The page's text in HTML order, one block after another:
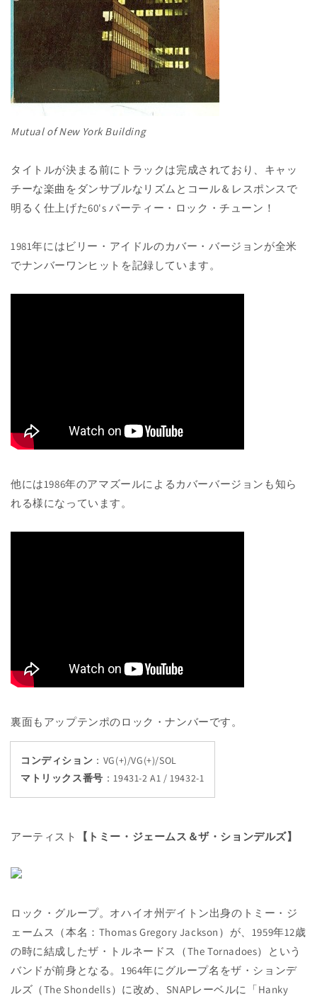
Mutual of New York Building
タイトルが決まる前にトラックは完成されており、キャッ
チーな楽曲をダンサブルなリズムとコール＆レスポンスで
明るく仕上げた60's パーティー・ロック・チューン！
1981年にはビリー・アイドルのカバー・バージョンが全米
でナンバーワンヒットを記録しています。
他には1986年のアマズールによるカバーバージョンも知ら
れる様になっています。
裏面もアップテンポのロック・ナンバーです。
コンディション ：VG(+)/VG(+)/SOL
マトリックス番号 ：19431-2 A1 / 19432-1
アーティスト 【トミー・ジェームス＆ザ・ションデルズ】
ロック・グループ。オハイオ州デイトン出身のトミー・ジ
ェームス（本名：Thomas Gregory Jackson）が、1959年12歳
の時に結成したザ・トルネードス（The Tornadoes）という
バンドが前身となる。1964年にグループ名をザ・ションデ
ルズ（The Shondells）に改め、SNAPレーベルに「Hanky